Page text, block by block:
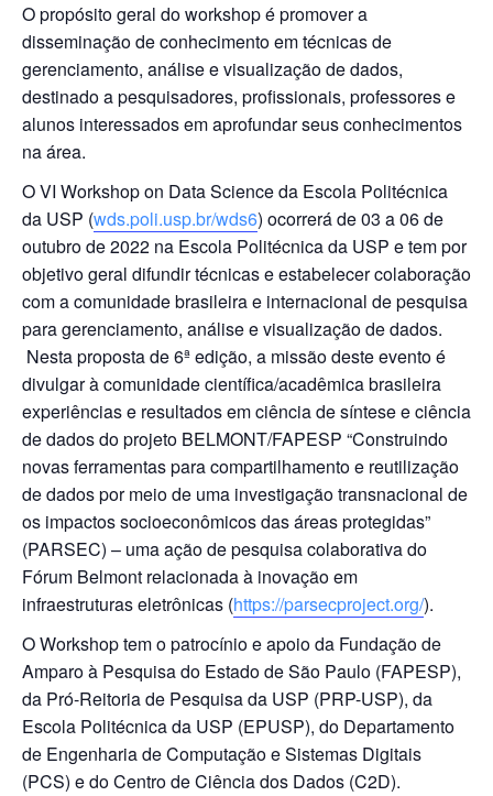
O propósito geral do workshop é promover a
disseminação de conhecimento em técnicas de
gerenciamento, análise e visualização de dados,
destinado a pesquisadores, profissionais, professores e
alunos interessados em aprofundar seus conhecimentos
na área.
O VI Workshop on Data Science da Escola Politécnica
da USP (wds.poli.usp.br/wds6) ocorrerá de 03 a 06 de
outubro de 2022 na Escola Politécnica da USP e tem por
objetivo geral difundir técnicas e estabelecer colaboração
com a comunidade brasileira e internacional de pesquisa
para gerenciamento, análise e visualização de dados.
Nesta proposta de 6ª edição, a missão deste evento é
divulgar à comunidade científica/acadêmica brasileira
experiências e resultados em ciência de síntese e ciência
de dados do projeto BELMONT/FAPESP “Construindo
novas ferramentas para compartilhamento e reutilização
de dados por meio de uma investigação transnacional de
os impactos socioeconômicos das áreas protegidas”
(PARSEC) – uma ação de pesquisa colaborativa do
Fórum Belmont relacionada à inovação em
infraestruturas eletrônicas (https://parsecproject.org/).
O Workshop tem o patrocínio e apoio da Fundação de
Amparo à Pesquisa do Estado de São Paulo (FAPESP),
da Pró-Reitoria de Pesquisa da USP (PRP-USP), da
Escola Politécnica da USP (EPUSP), do Departamento
de Engenharia de Computação e Sistemas Digitais
(PCS) e do Centro de Ciência dos Dados (C2D).